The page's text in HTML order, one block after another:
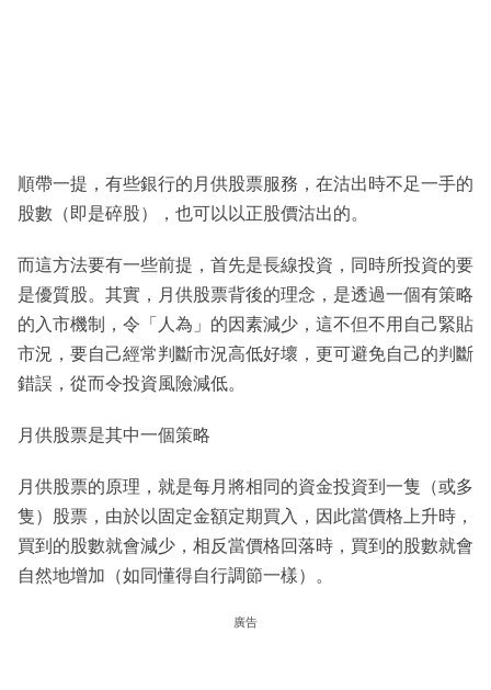
順帶一提，有些銀行的月供股票服務，在沽出時不足一手的
股數（即是碎股），也可以以正股價沽出的。
而這方法要有一些前提，首先是長線投資，同時所投資的要
是優質股。其實，月供股票背後的理念，是透過一個有策略
的入市機制，令「人為」的因素減少，這不但不用自己緊貼
市況，要自己經常判斷市況高低好壞，更可避免自己的判斷
錯誤，從而令投資風險減低。
月供股票是其中一個策略
月供股票的原理，就是每月將相同的資金投資到一隻（或多
隻）股票，由於以固定金額定期買入，因此當價格上升時，
買到的股數就會減少，相反當價格回落時，買到的股數就會
自然地增加（如同懂得自行調節一樣）。
廣告